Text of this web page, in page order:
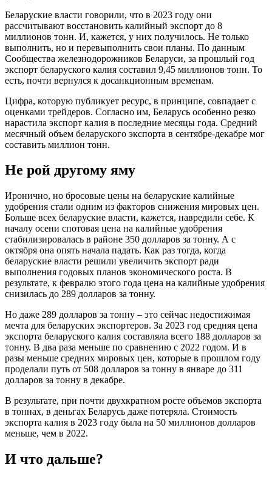
Беларуские власти говорили, что в 2023 году они
рассчитывают восстановить калийный экспорт до 8
миллионов тонн. И, кажется, у них получилось. Не только
выполнить, но и перевыполнить свои планы. По данным
Сообщества железнодорожников Беларуси, за прошлый год
экспорт беларуского калия составил 9,45 миллионов тонн. То
есть, почти вернулся к досанкционным временам.
Цифра, которую публикует ресурс, в принципе, совпадает с
оценками трейдеров. Согласно им, Беларусь особенно резко
нарастила экспорт калия в последние месяцы года. Средний
месячный объем беларуского экспорта в сентябре-декабре мог
составить миллион тонн.
Не рой другому яму
Иронично, но бросовые цены на беларуские калийные
удобрения стали одним из факторов снижения мировых цен.
Больше всех беларуские власти, кажется, навредили себе. К
началу осени спотовая цена на калийные удобрения
стабилизировалась в районе 350 долларов за тонну. А с
октября она опять начала падать. Как раз тогда, когда
беларуские власти решили увеличить экспорт ради
выполнения годовых планов экономического роста. В
результате, к февралю этого года цена на калийные удобрения
снизилась до 289 долларов за тонну.
Но даже 289 долларов за тонну – это сейчас недостижимая
мечта для беларуских экспортеров. За 2023 год средняя цена
экспорта беларуского калия составляла всего 188 долларов за
тонну. В два раза меньше по сравнению с 2022 годом. И в
разы меньше средних мировых цен, которые в прошлом году
проделали путь от 508 долларов за тонну в январе до 311
долларов за тонну в декабре.
В результате, при почти двухкратном росте объемов экспорта
в тоннах, в деньгах Беларусь даже потеряла. Стоимость
экспорта калия в 2023 году была на 50 миллионов долларов
меньше, чем в 2022.
И что дальше?